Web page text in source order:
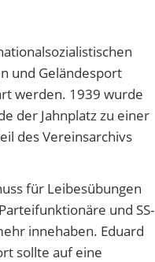
und Geländesport
werden. 1939 wurde
der Jahnplatz zu einer
des Vereinsarchivs
für Leibesübungen
und SS-
innehaben. Eduard
sollte auf eine